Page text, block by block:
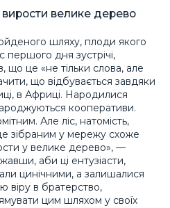
велике дерево
шляху, плоди якого
першого дня зустрічі,
що це «не тільки слова, але
що відбувається завдяки
в Африці. Народилися
кооперативи.
Але ліс, натомість,
зібраним у мережу схоже
у велике дерево», —
аби ці ентузіасти,
цинічними, а залишалися
віру в братерство,
цим шляхом у своїх